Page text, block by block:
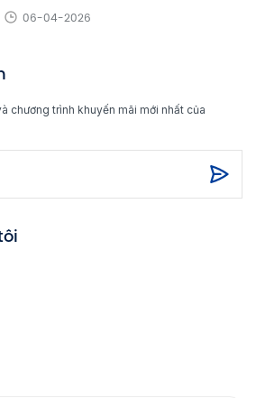
06-04-2026
chương trình khuyến mãi mới nhất của